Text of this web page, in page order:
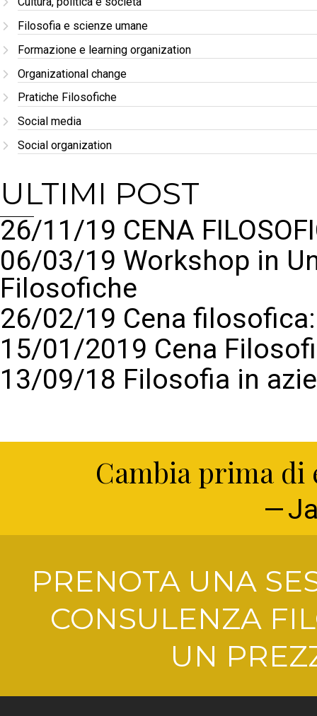
Filosofia e scienze umane
Formazione e learning organization
Organizational change
Pratiche Filosofiche
Social media
Social organization
ULTIMI POST
26/11/19 CENA
06/03/19 Workshop in
Filosofiche
26/02/19 Cena filosofica:
15/01/2019 Cena
13/09/18 Filosofia in
Cambia prima di
PRENOTA UNA
CONSULENZA
UN